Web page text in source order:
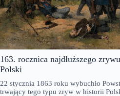
163. rocznica najdłuższego
Polski
22 stycznia 1863 roku wybuchło
trwający tego typu zryw w historii